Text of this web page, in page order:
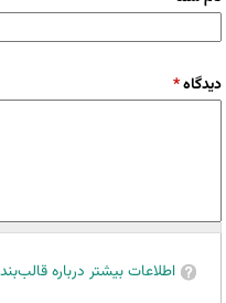
دیدگاه*
اطلاعات بیشتر درباره